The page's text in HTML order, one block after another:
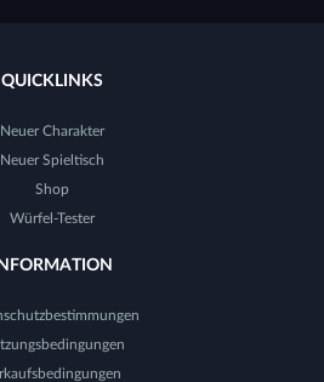
QUICKLINKS
Neuer Charakter
Neuer Spieltisch
Shop
Würfel-Tester
INFORMATION